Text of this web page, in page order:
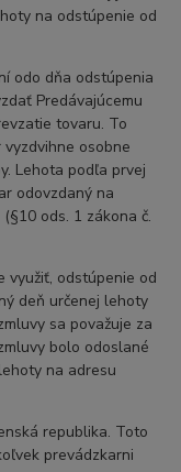
na odstúpenie od
odo dňa odstúpenia
Predávajúcemu
tovaru. To
osobne
Lehota podľa prvej
odovzdaný na
ods. 1 zákona č.
využiť, odstúpenie od
deň určenej lehoty
sa považuje za
bolo odoslané
na adresu
republika. Toto
prevádzkarni